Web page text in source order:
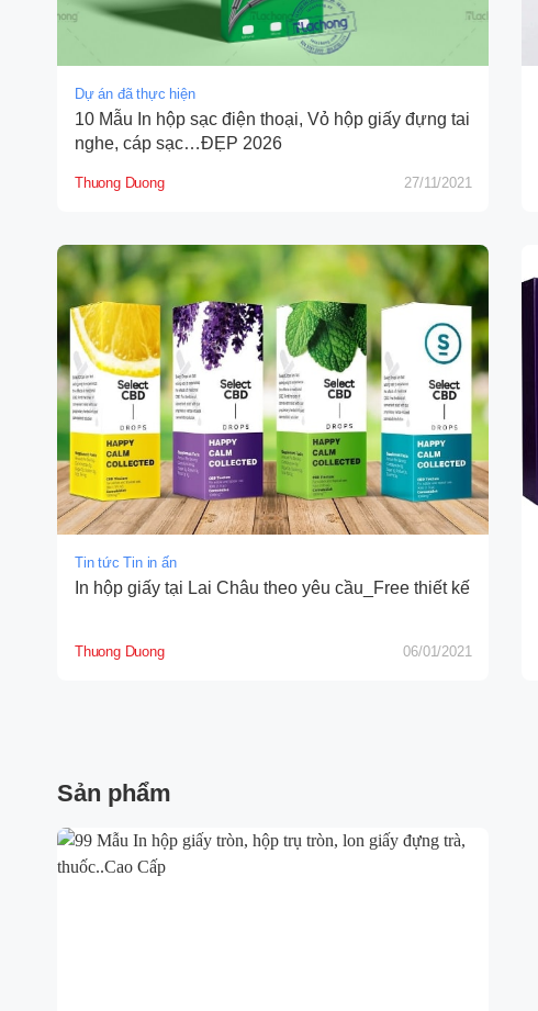
Dự án đã thực hiện
10 Mẫu In hộp sạc điện thoại, Vỏ hộp giấy đựng tai
nghe, cáp sạc…ĐẸP 2026
Thuong Duong 27/11/2021
Tin tức Tin in ấn
In hộp giấy tại Lai Châu theo yêu cầu_Free thiết kế
Thuong Duong 06/01/2021
Sản phẩm